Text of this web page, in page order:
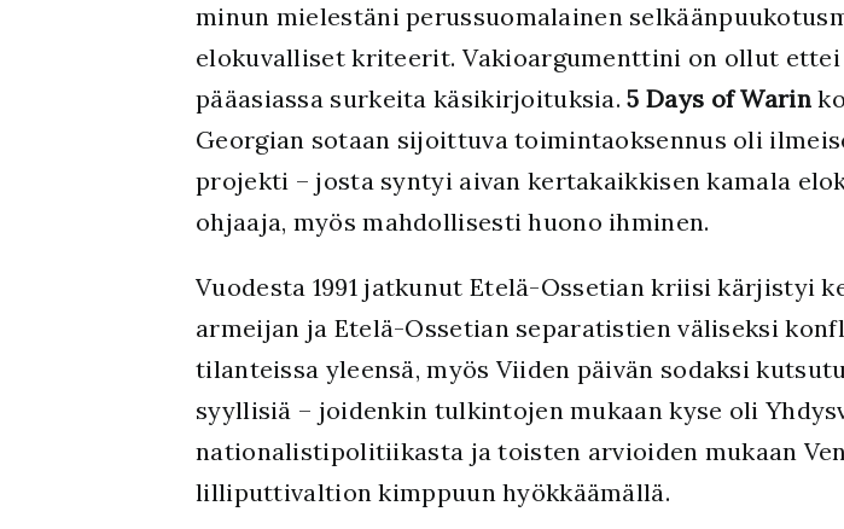
minun mielestäni perussuomalainen
elokuvalliset kriteerit. Vakioargumenttini on ollut
pääasiassa surkeita käsikirjoituksia.5 Days of Warin
Georgian sotaan sijoittuva toimintaoksennus oli
projekti – josta syntyi aivan kertakaikkisen kamala
ohjaaja, myös mahdollisesti huono ihminen.
Vuodesta 1991 jatkunut Etelä-Ossetian kriisi kärjistyi
armeijan ja Etelä-Ossetian separatistien väliseksi
tilanteissa yleensä, myös Viiden päivän sodaksi
syyllisiä – joidenkin tulkintojen mukaan kyse oli
nationalistipolitiikasta ja toisten arvioiden mukaan
lilliputtivaltion kimppuun hyökkäämällä.